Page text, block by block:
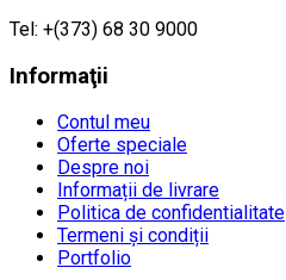
Tel: +(373) 68 30 9000
Informaţii
Contul meu
Oferte speciale
Despre noi
Informații de livrare
Politica de confidentialitate
Termeni și condiții
Portfolio